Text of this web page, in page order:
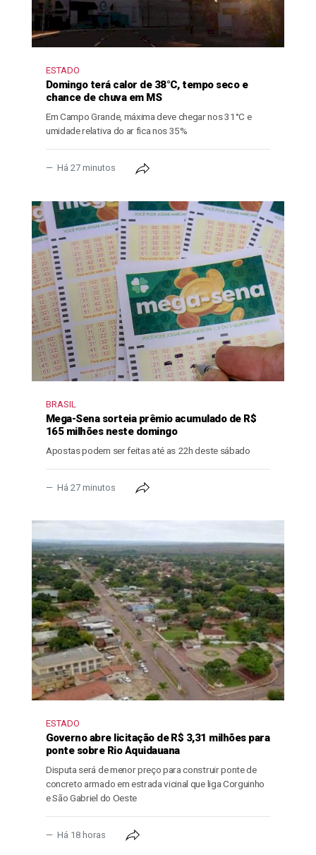
ESTADO
Domingo terá calor de 38°C, tempo seco e
chance de chuva em MS
Em Campo Grande, máxima deve chegar nos 31°C e
umidade relativa do ar fica nos 35%
Há 27 minutos
BRASIL
Mega-Sena sorteia prêmio acumulado de R$
165 milhões neste domingo
Apostas podem ser feitas até as 22h deste sábado
Há 27 minutos
ESTADO
Governo abre licitação de R$ 3,31 milhões para
ponte sobre Rio Aquidauana
Disputa será de menor preço para construir ponte de
concreto armado em estrada vicinal que liga Corguinho
e São Gabriel do Oeste
Há 18 horas